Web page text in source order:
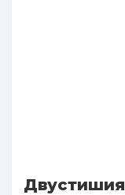
Двустишия